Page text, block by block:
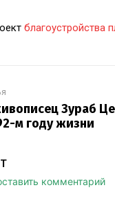
благоустройства
Зураб
м году жизни
комментарий